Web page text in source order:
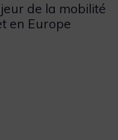
de la mobilité
en Europe